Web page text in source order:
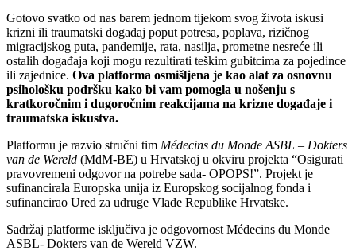
Gotovo svatko od nas barem jednom tijekom svog života iskusi
krizni ili traumatski događaj poput potresa, poplava, rizičnog
migracijskog puta, pandemije, rata, nasilja, prometne nesreće ili
ostalih događaja koji mogu rezultirati teškim gubitcima za pojedince
ili zajednice. Ova platforma osmišljena je kao alat za osnovnu
psihološku podršku kako bi vam pomogla u nošenju s
kratkoročnim i dugoročnim reakcijama na krizne događaje i
traumatska iskustva.
Platformu je razvio stručni tim Médecins du Monde ASBL – Dokters
van de Wereld (MdM-BE) u Hrvatskoj u okviru projekta “Osigurati
pravovremeni odgovor na potrebe sada- OPOPS!”. Projekt je
sufinancirala Europska unija iz Europskog socijalnog fonda i
sufinancirao Ured za udruge Vlade Republike Hrvatske.
Sadržaj platforme isključiva je odgovornost Médecins du Monde
ASBL- Dokters van de Wereld VZW.